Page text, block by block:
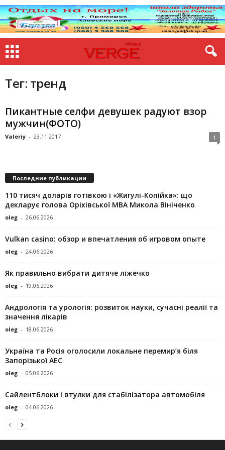
Тег: тренд
Пикантные селфи девушек радуют взор
мужчин(ФОТО)
Valeriy - 23.11.2017 1
Последние публикации
110 тисяч доларів готівкою і «Жигулі-Копійка»: що
декларує голова Оріхівської МВА Микола Вініченко
oleg - 26.06.2026
Vulkan casino: обзор и впечатления об игровом опыте
oleg - 24.06.2026
Як правильно вибрати дитяче ліжечко
oleg - 19.06.2026
Андрологія та урологія: розвиток науки, сучасні реалії та
значення лікарів
oleg - 18.06.2026
Україна та Росія оголосили локальне перемир’я біля
Запорізької АЕС
oleg - 05.06.2026
Сайлентблоки і втулки для стабілізатора автомобіля
oleg - 04.06.2026